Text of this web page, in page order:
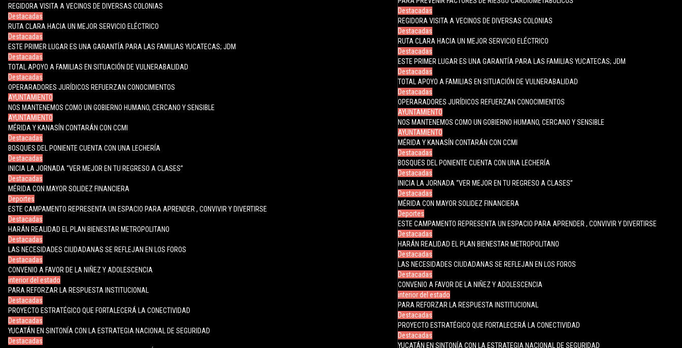
REGIDORA VISITA A VECINOS DE DIVERSAS COLONIAS
Destacadas
RUTA CLARA HACIA UN MEJOR SERVICIO ELÉCTRICO
Destacadas
ESTE PRIMER LUGAR ES UNA GARANTÍA PARA LAS FAMILIAS YUCATECAS; JDM
Destacadas
TOTAL APOYO A FAMILIAS EN SITUACIÓN DE VULNERABALIDAD
Destacadas
OPERARADORES JURÍDICOS REFUERZAN CONOCIMIENTOS
AYUNTAMIENTO
NOS MANTENEMOS COMO UN GOBIERNO HUMANO, CERCANO Y SENSIBLE
AYUNTAMIENTO
MÉRIDA Y KANASÍN CONTARÁN CON CCMI
Destacadas
BOSQUES DEL PONIENTE CUENTA CON UNA LECHERÍA
Destacadas
INICIA LA JORNADA “VER MEJOR EN TU REGRESO A CLASES”
Destacadas
MÉRIDA CON MAYOR SOLIDEZ FINANCIERA
Deportes
ESTE CAMPAMENTO REPRESENTA UN ESPACIO PARA APRENDER , CONVIVIR Y DIVERTIRSE
Destacadas
HARÁN REALIDAD EL PLAN BIENESTAR METROPOLITANO
Destacadas
LAS NECESIDADES CIUDADANAS SE REFLEJAN EN LOS FOROS
Destacadas
CONVENIO A FAVOR DE LA NIÑEZ Y ADOLESCENCIA
interior del estado
PARA REFORZAR LA RESPUESTA INSTITUCIONAL
Destacadas
PROYECTO ESTRATÉGICO QUE FORTALECERÁ LA CONECTIVIDAD
Destacadas
YUCATÁN EN SINTONÍA CON LA ESTRATEGIA NACIONAL DE SEGURIDAD
Destacadas
Destacadas
REGIDORA VISITA A VECINOS DE DIVERSAS COLONIAS
Destacadas
RUTA CLARA HACIA UN MEJOR SERVICIO ELÉCTRICO
Destacadas
ESTE PRIMER LUGAR ES UNA GARANTÍA PARA LAS FAMILIAS YUCATECAS; JDM
Destacadas
TOTAL APOYO A FAMILIAS EN SITUACIÓN DE VULNERABALIDAD
Destacadas
OPERARADORES JURÍDICOS REFUERZAN CONOCIMIENTOS
AYUNTAMIENTO
NOS MANTENEMOS COMO UN GOBIERNO HUMANO, CERCANO Y SENSIBLE
AYUNTAMIENTO
MÉRIDA Y KANASÍN CONTARÁN CON CCMI
Destacadas
BOSQUES DEL PONIENTE CUENTA CON UNA LECHERÍA
Destacadas
INICIA LA JORNADA “VER MEJOR EN TU REGRESO A CLASES”
Destacadas
MÉRIDA CON MAYOR SOLIDEZ FINANCIERA
Deportes
ESTE CAMPAMENTO REPRESENTA UN ESPACIO PARA APRENDER , CONVIVIR Y DIVERTIRSE
Destacadas
HARÁN REALIDAD EL PLAN BIENESTAR METROPOLITANO
Destacadas
LAS NECESIDADES CIUDADANAS SE REFLEJAN EN LOS FOROS
Destacadas
CONVENIO A FAVOR DE LA NIÑEZ Y ADOLESCENCIA
interior del estado
PARA REFORZAR LA RESPUESTA INSTITUCIONAL
Destacadas
PROYECTO ESTRATÉGICO QUE FORTALECERÁ LA CONECTIVIDAD
Destacadas
YUCATÁN EN SINTONÍA CON LA ESTRATEGIA NACIONAL DE SEGURIDAD